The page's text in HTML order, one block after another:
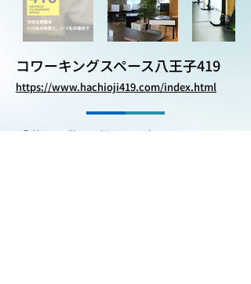
コワーキングスペース八王子419
https://www.hachioji419.com/index.html
「導入の敷居が低くて助かりまし